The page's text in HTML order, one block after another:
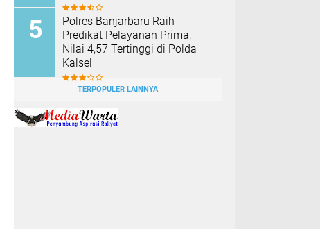
Polres Banjarbaru Raih
Predikat Pelayanan Prima,
Nilai 4,57 Tertinggi di Polda
Kalsel
TERPOPULER LAINNYA